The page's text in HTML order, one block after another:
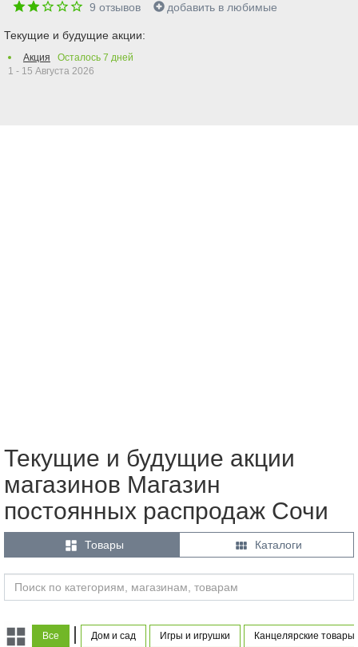
9 отзывов добавить в любимые
Текущие и будущие акции:
Акция Осталось 7 дней
1 - 15 Августа 2026
Текущие и будущие акции
магазинов Магазин
постоянных распродаж Сочи
 Товары  Каталоги
Все Дом и сад Игры и игрушки Канцелярские товары